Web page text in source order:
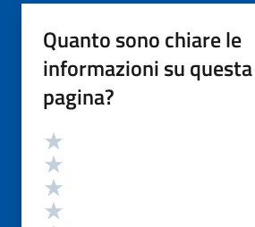
Quanto sono chiare le
informazioni su questa
pagina?
Valutazione